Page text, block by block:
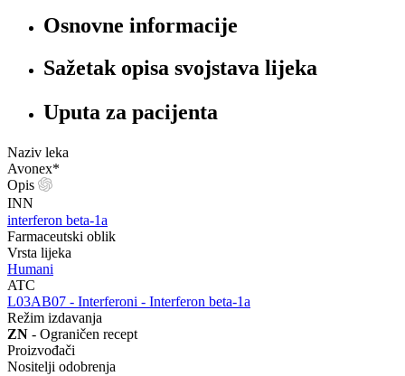
Osnovne informacije
Sažetak opisa svojstava lijeka
Uputa za pacijenta
Naziv leka
Avonex*
Opis
INN
interferon beta-1a
Farmaceutski oblik
Vrsta lijeka
Humani
ATC
‍L03AB07 - Interferoni - Interferon beta-1a
Režim izdavanja
ZN - Ograničen recept
Proizvođači
Nositelji odobrenja